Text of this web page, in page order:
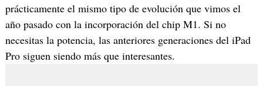
prácticamente el mismo tipo de evolución que vimos el
año pasado con la incorporación del chip M1. Si no
necesitas la potencia, las anteriores generaciones del iPad
Pro siguen siendo más que interesantes.